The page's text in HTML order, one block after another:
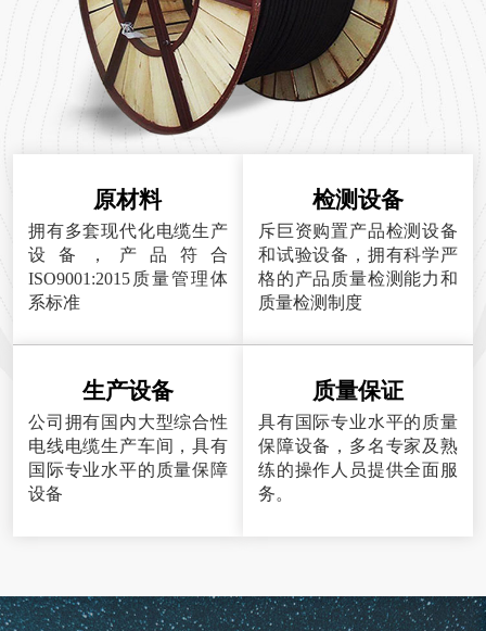
原材料
拥有多套现代化电缆生产
设备，产品符合
ISO9001:2015质量管理体
系标准
检测设备
斥巨资购置产品检测设备
和试验设备，拥有科学严
格的产品质量检测能力和
质量检测制度
生产设备
公司拥有国内大型综合性
电线电缆生产车间，具有
国际专业水平的质量保障
设备
质量保证
具有国际专业水平的质量
保障设备，多名专家及熟
练的操作人员提供全面服
务。